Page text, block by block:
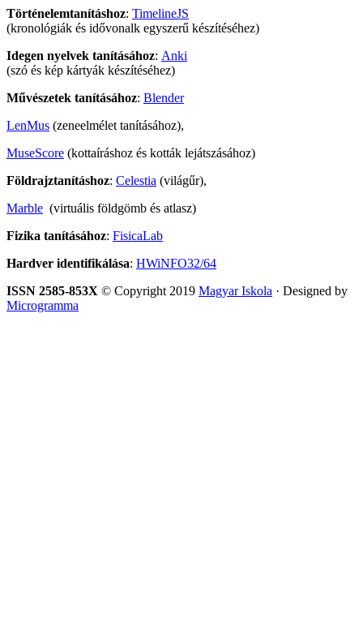
Történelemtanításhoz: TimelineJS
(kronológiák és idővonalk egyszerű készítéséhez)
Idegen nyelvek tanításához: Anki
(szó és kép kártyák készítéséhez)
Művészetek tanításához: Blender
LenMus (zeneelmélet tanításához),
MuseScore (kottaíráshoz és kották lejátszásához)
Földrajztanításhoz: Celestia (világűr),
Marble (virtuális földgömb és atlasz)
Fizika tanításához: FisicaLab
Hardver identifikálása: HWiNFO32/64
ISSN 2585-853X © Copyright 2019 Magyar Iskola · Designed by
Microgramma